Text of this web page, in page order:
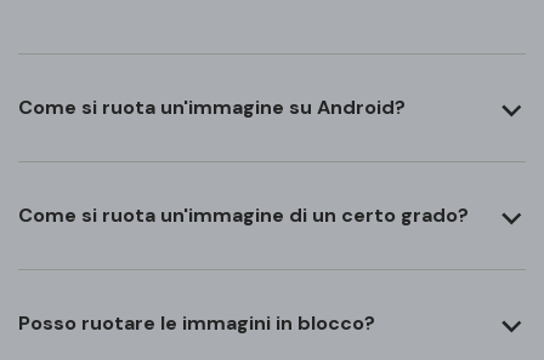
Come si ruota un'immagine su Android?
Come si ruota un'immagine di un certo grado?
Posso ruotare le immagini in blocco?